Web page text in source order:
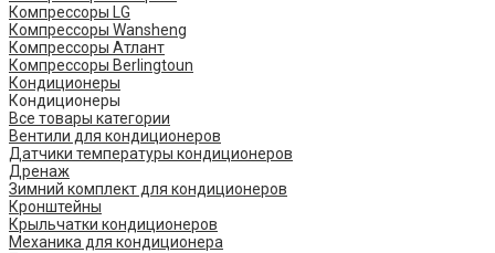
Компрессоры LG
Компрессоры Wansheng
Компрессоры Атлант
Компрессоры Berlingtoun
Кондиционеры
Кондиционеры
Все товары категории
Вентили для кондиционеров
Датчики температуры кондиционеров
Дренаж
Зимний комплект для кондиционеров
Кронштейны
Крыльчатки кондиционеров
Механика для кондиционера